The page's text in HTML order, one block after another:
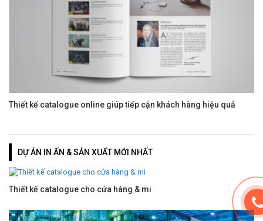
Thiết kế catalogue online giúp tiếp cận khách hàng hiệu quả
DỰ ÁN IN ẤN & SẢN XUẤT MỚI NHẤT
Thiết kế catalogue cho cửa hàng & mi